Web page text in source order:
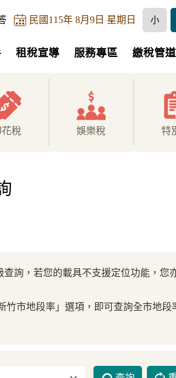
民國115年 8月9日 星期日 小
租稅宣導 服務專區 繳稅管道
花稅 娛樂稅 特
詢，若您的載具不支援定位功能，您
竹市地段率」選項，即可查詢全市地段